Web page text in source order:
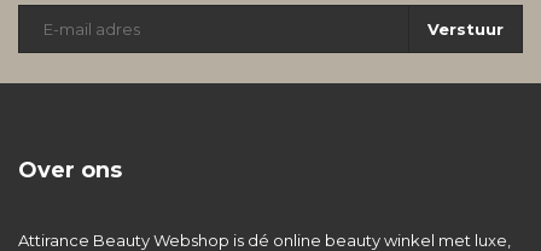
Verstuur
Over ons
Attirance Beauty Webshop is dé online beauty winkel met luxe,